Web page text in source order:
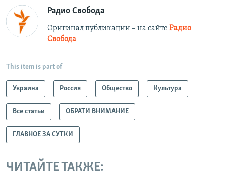
Радио Свобода
Оригинал публикации – на сайте Радио
Свобода
This item is part of
Украина Россия Общество Культура
Все статьи ОБРАТИ ВНИМАНИЕ
ГЛАВНОЕ ЗА СУТКИ
ЧИТАЙТЕ ТАКЖЕ: